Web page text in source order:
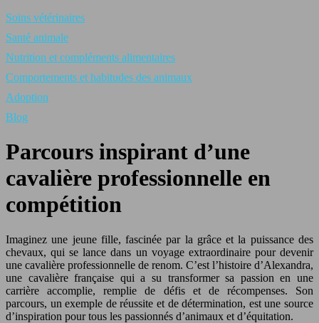
Soins vétérinaires
Santé animale
Nutrition et compléments alimentaires
Comportements et habitudes des animaux
Adoption
Blog
Parcours inspirant d’une
cavalière professionnelle en
compétition
Imaginez une jeune fille, fascinée par la grâce et la puissance des
chevaux, qui se lance dans un voyage extraordinaire pour devenir
une cavalière professionnelle de renom. C’est l’histoire d’Alexandra,
une cavalière française qui a su transformer sa passion en une
carrière accomplie, remplie de défis et de récompenses. Son
parcours, un exemple de réussite et de détermination, est une source
d’inspiration pour tous les passionnés d’animaux et d’équitation.